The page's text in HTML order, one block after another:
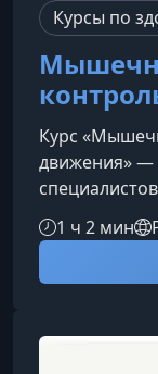
Курсы по
Курс
движения» —
Вы
пациентов
практике.О
1 ч 2 мин